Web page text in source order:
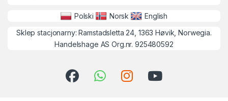
Polski Norsk
English
Sklep stacjonarny: Ramstadsletta 24, 1363 Høvik, Norwegia.
Handelshage AS Org.nr. 925480592